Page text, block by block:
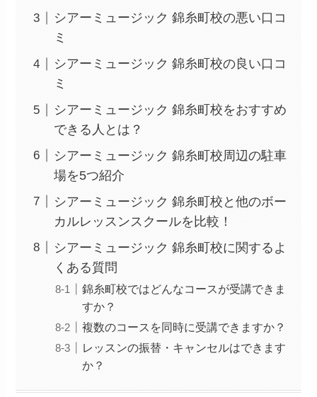
シアーミュージック 錦糸町校の悪い口コ
ミ
シアーミュージック 錦糸町校の良い口コ
ミ
シアーミュージック 錦糸町校をおすすめ
できる人とは？
シアーミュージック 錦糸町校周辺の駐車
場を5つ紹介
シアーミュージック 錦糸町校と他のボー
カルレッスンスクールを比較！
シアーミュージック 錦糸町校に関するよ
くある質問
錦糸町校ではどんなコースが受講できま
すか？
複数のコースを同時に受講できますか？
レッスンの振替・キャンセルはできます
か？